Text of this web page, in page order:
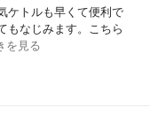
ケトルも早くて便利で
もなじみます。こちら
を見る